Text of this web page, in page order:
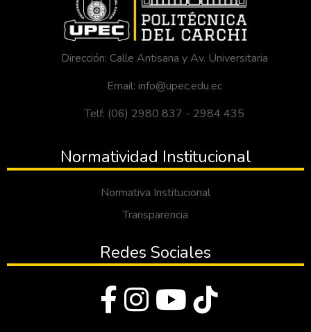
Dirección: Calle Antisana y Av. Universitaria
Email: info@upec.edu.ec
Telf: (06) 2980 837 - 2984 435
Normatividad Institucional
Normativa Institucional
Transparencia
Redes Sociales